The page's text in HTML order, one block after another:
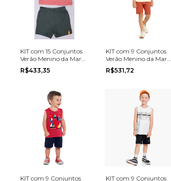
KIT com 15 Conjuntos
Verão Menino da Marca
Elian na grade do P ao
G.
R$433,35
KIT com 9 Conjuntos
Verão Menino da Marca
Angero na grade do 4
ao 8
R$531,72
KIT com 9 Conjuntos
KIT com 9 Conjuntos